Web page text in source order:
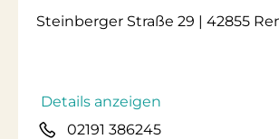
Steinberger Straße 29 | 42855
Details anzeigen
02191 386245